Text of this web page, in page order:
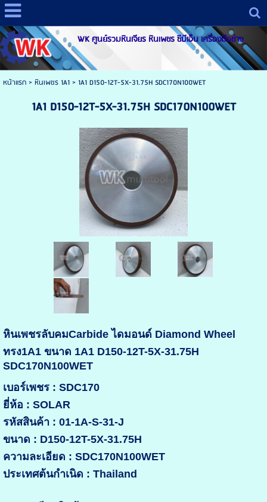
WK ศูนย์รวมหินเจียร หินเพชร ซีบีเอ็น เครื่องมือช่าง
หน้าแรก> หินเพชร 1A1> 1A1 D150-12T-5X-31.75H SDC170N100WET
1A1 D150-12T-5X-31.75H SDC170N100WET
หินเพชรลับคมCarbide ไดมอนด์ Diamond Wheel
ทรง1A1 ขนาด 1A1 D150-12T-5X-31.75H
SDC170N100WET
เบอร์เพชร : SDC170
ยี่ห้อ : SOLAR
รหัสสินค้า : 01-1A-S-31-J
ขนาด : D150-12T-5X-31.75H
ความละเอียด : SDC170N100WET
ประเทศต้นกำเนิด : Thailand